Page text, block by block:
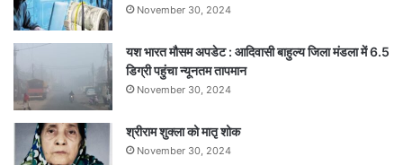
November 30, 2024
यश भारत मौसम अपडेट : आदिवासी बाहुल्य जिला मंडला में 6.5
डिग्री पहुंचा न्यूनतम तापमान
November 30, 2024
श्रीराम शुक्ला को मातृ शोक
November 30, 2024